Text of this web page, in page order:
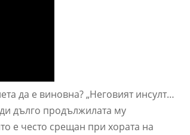
да е виновна? „Неговият инсулт…
дълго продължилата му
е често срещан при хората на